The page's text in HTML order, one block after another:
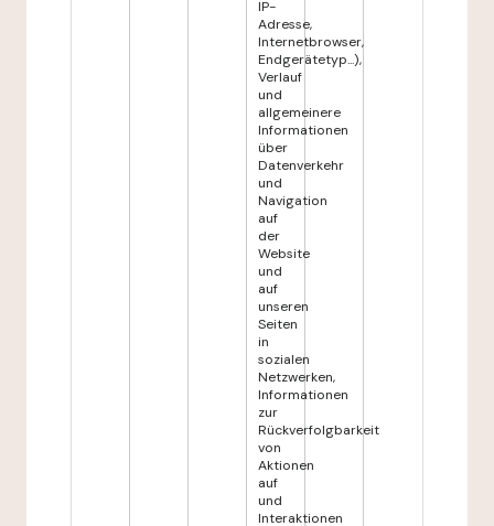
IP-
Adresse,
Internetbrowser,
Endgerätetyp...),
Verlauf
und
allgemeinere
Informationen
über
Datenverkehr
und
Navigation
auf
der
Website
und
auf
unseren
Seiten
in
sozialen
Netzwerken,
Informationen
zur
Rückverfolgbarkeit
von
Aktionen
auf
und
Interaktionen